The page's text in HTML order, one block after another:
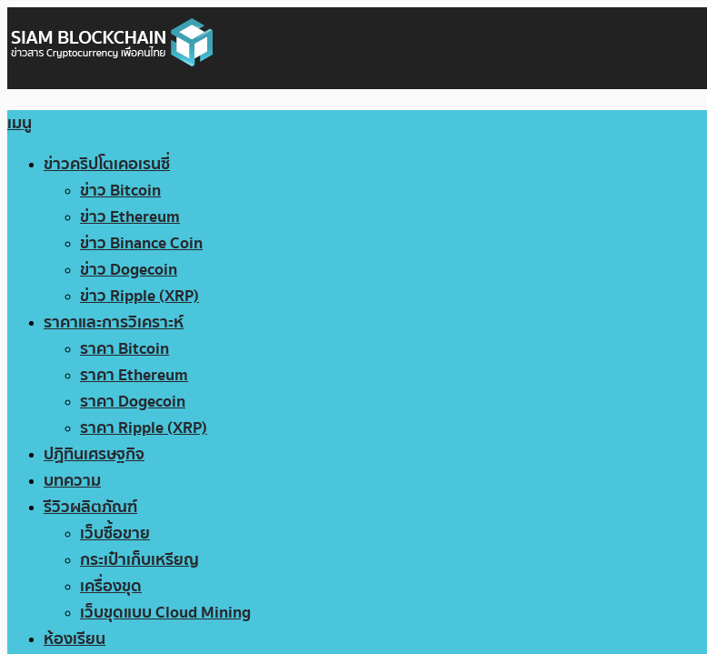
เมนู
ข่าวคริปโตเคอเรนซี่
ข่าว Bitcoin
ข่าว Ethereum
ข่าว Binance Coin
ข่าว Dogecoin
ข่าว Ripple (XRP)
ราคาและการวิเคราะห์
ราคา Bitcoin
ราคา Ethereum
ราคา Dogecoin
ราคา Ripple (XRP)
ปฏิทินเศรษฐกิจ
บทความ
รีวิวผลิตภัณฑ์
เว็บซื้อขาย
กระเป๋าเก็บเหรียญ
เครื่องขุด
เว็บขุดแบบ Cloud Mining
ห้องเรียน